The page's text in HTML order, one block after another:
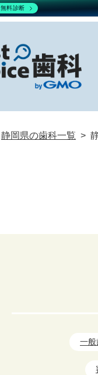
静岡県の歯科一覧
一
無料診断